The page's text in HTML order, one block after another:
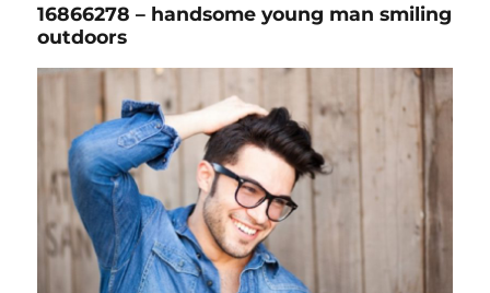
16866278 – handsome young man smiling
outdoors